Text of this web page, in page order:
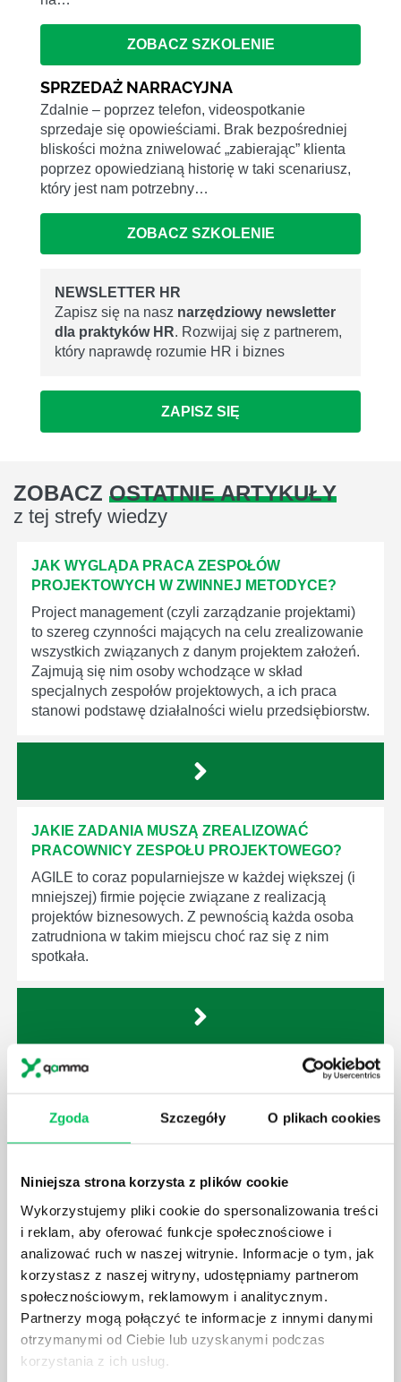
Zgoda Szczegóły O plikach cookies
Niniejsza strona korzysta z plików cookie
Wykorzystujemy pliki cookie do spersonalizowania treści
i reklam, aby oferować funkcje społecznościowe i
analizować ruch w naszej witrynie. Informacje o tym, jak
korzystasz z naszej witryny, udostępniamy partnerom
społecznościowym, reklamowym i analitycznym.
Partnerzy mogą połączyć te informacje z innymi danymi
otrzymanymi od Ciebie lub uzyskanymi podczas
korzystania z ich usług.
ZOBACZ SZKOLENIE
SPRZEDAŻ NARRACYJNA
Zdalnie – poprzez telefon, videospotkanie
sprzedaje się opowieściami. Brak bezpośredniej
bliskości można zniwelować „zabierając” klienta
poprzez opowiedzianą historię w taki scenariusz,
który jest nam potrzebny…
ZOBACZ SZKOLENIE
NEWSLETTER HR
Zapisz się na nasz narzędziowy newsletter
dla praktyków HR. Rozwijaj się z partnerem,
który naprawdę rozumie HR i biznes
ZAPISZ SIĘ
ZOBACZ OSTATNIE ARTYKUŁY
z tej strefy wiedzy
JAK WYGLĄDA PRACA ZESPOŁÓW
PROJEKTOWYCH W ZWINNEJ METODYCE?
Project management (czyli zarządzanie projektami)
to szereg czynności mających na celu zrealizowanie
wszystkich związanych z danym projektem założeń.
Zajmują się nim osoby wchodzące w skład
specjalnych zespołów projektowych, a ich praca
stanowi podstawę działalności wielu przedsiębiorstw.
JAKIE ZADANIA MUSZĄ ZREALIZOWAĆ
PRACOWNICY ZESPOŁU PROJEKTOWEGO?
AGILE to coraz popularniejsze w każdej większej (i
mniejszej) firmie pojęcie związane z realizacją
projektów biznesowych. Z pewnością każda osoba
zatrudniona w takim miejscu choć raz się z nim
spotkała.
JAKIE UMIEJĘTNOŚCI MENEDŻERSKIE
Nawet zespół złożony z doskonale wykształconych i
kompetentnych pracowników nie będzie w stanie
nim odpowiedniego kierownictwa. Zawsze
czynności wykonywane przez pracowników.
JAK BRYGADZISTA MOŻE ROZWINĄĆ SWOJE
KOMPETENCJE MENEDŻERSKIE?